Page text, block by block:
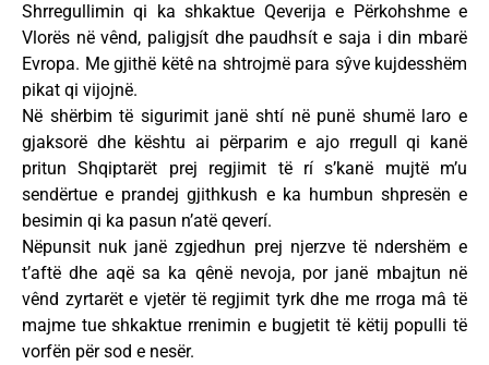
Shrregullimin qi ka shkaktue Qeverija e Përkohshme e
Vlorës në vênd, paligjsít dhe paudhsít e saja i din mbarë
Evropa. Me gjithë këtê na shtrojmë para sŷve kujdesshëm
pikat qi vijojnë.
Në shërbim të sigurimit janë shtí në punë shumë laro e
gjaksorë dhe kështu ai përparim e ajo rregull qi kanë
pritun Shqiptarët prej regjimit të rí s’kanë mujtë m’u
sendërtue e prandej gjithkush e ka humbun shpresën e
besimin qi ka pasun n’atë qeverí.
Nëpunsit nuk janë zgjedhun prej njerzve të ndershëm e
t’aftë dhe aqë sa ka qênë nevoja, por janë mbajtun në
vênd zyrtarët e vjetër të regjimit tyrk dhe me rroga mâ të
majme tue shkaktue rrenimin e bugjetit të këtij populli të
vorfën për sod e nesër.